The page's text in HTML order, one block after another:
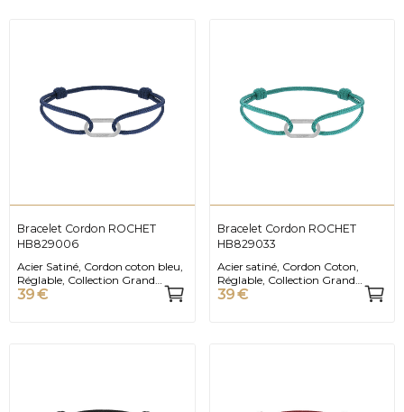
Bracelet Cordon ROCHET
HB829006
Acier Satiné, Cordon coton bleu,
Réglable, Collection Grand
Large
39 €
Bracelet Cordon ROCHET
HB829033
Acier satiné, Cordon Coton,
Réglable, Collection Grand
Large
39 €